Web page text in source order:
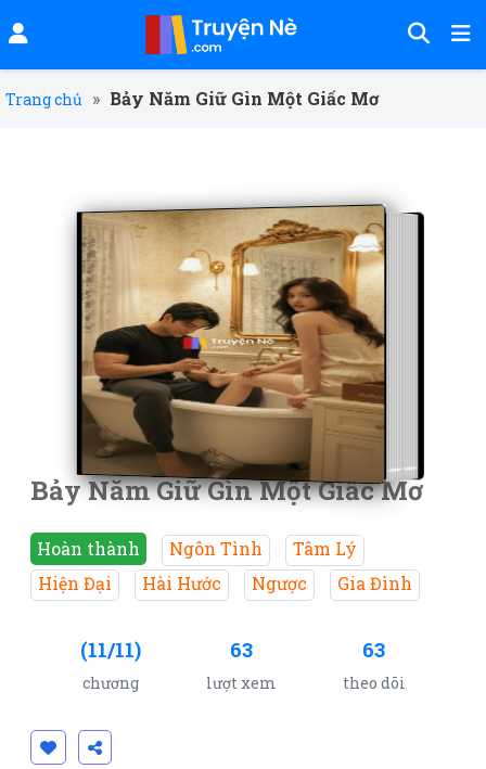
Trang chủ » Bảy Năm Giữ Gìn Một Giấc Mơ
Bảy Năm Giữ Gìn Một Giấc Mơ
Hoàn thành Ngôn Tình
Tâm Lý
Hiện Đại
Hài Hước Ngược Gia Đình
(11/11)
chương
63
lượt xem
63
theo dõi